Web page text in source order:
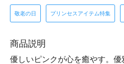
敬老の日 プリンセスアイテム特集
商品説明
優しいピンクが心を癒やす。優